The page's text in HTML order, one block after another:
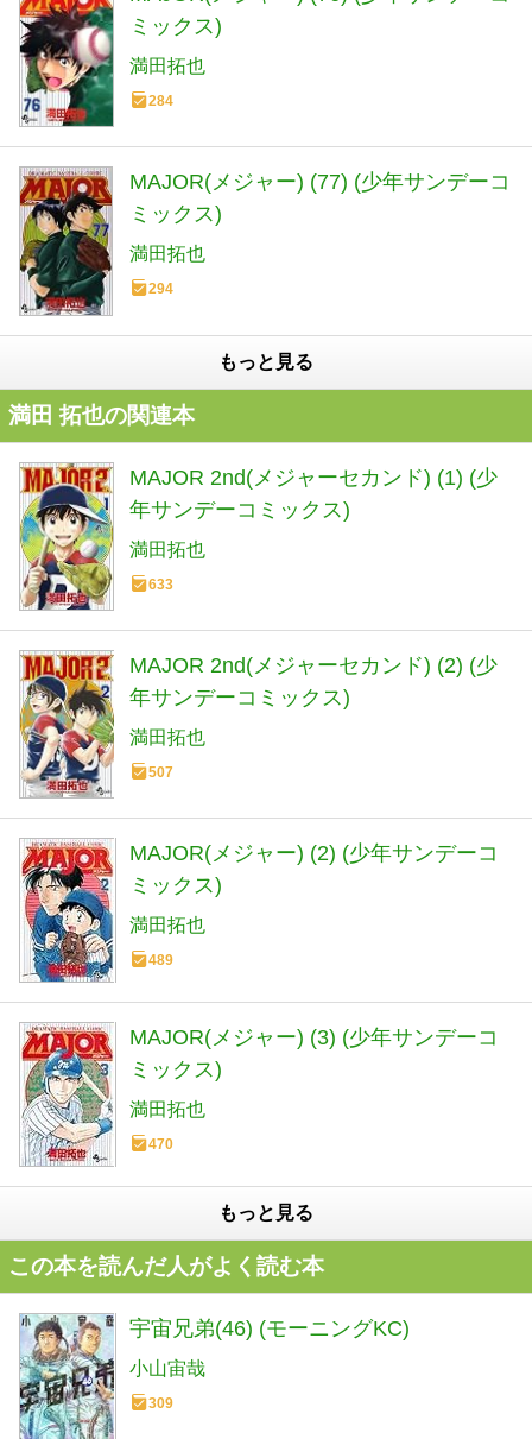
ミックス)
満田拓也
284
MAJOR(メジャー) (77) (少年サンデーコ
ミックス)
満田拓也
294
もっと見る
満田 拓也の関連本
MAJOR 2nd(メジャーセカンド) (1) (少
年サンデーコミックス)
満田拓也
633
MAJOR 2nd(メジャーセカンド) (2) (少
年サンデーコミックス)
満田拓也
507
MAJOR(メジャー) (2) (少年サンデーコ
ミックス)
満田拓也
489
MAJOR(メジャー) (3) (少年サンデーコ
ミックス)
満田拓也
470
もっと見る
この本を読んだ人がよく読む本
宇宙兄弟(46) (モーニングKC)
小山宙哉
309